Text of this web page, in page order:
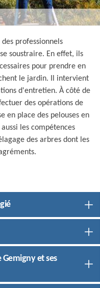
professionnels
soustraire. En effet, ils
pour prendre en
le jardin. Il intervient
d'entretien. À côté de
des opérations de
en place des pelouses en
les compétences
des arbres dont les
et ses